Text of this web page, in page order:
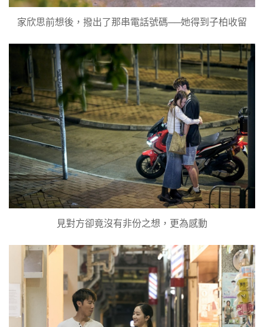
家欣思前想後，撥出了那串電話號碼──她得到子柏收留
見對方卻竟沒有非份之想，更為感動